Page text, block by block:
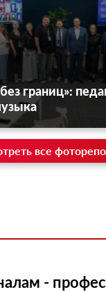
границ»:
все
-